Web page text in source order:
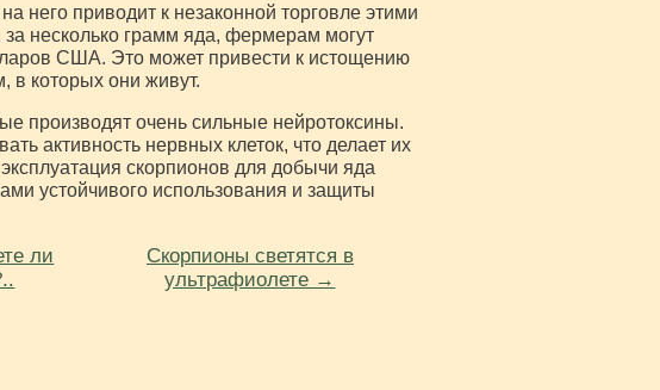
него приводит к незаконной торговле этими
несколько грамм яда, фермерам могут
США. Это может привести к истощению
в которых они живут.
производят очень сильные нейротоксины.
активность нервных клеток, что делает их
скорпионов для добычи яда
устойчивого использования и защиты
ли
Скорпионы светятся в
ультрафиолете →